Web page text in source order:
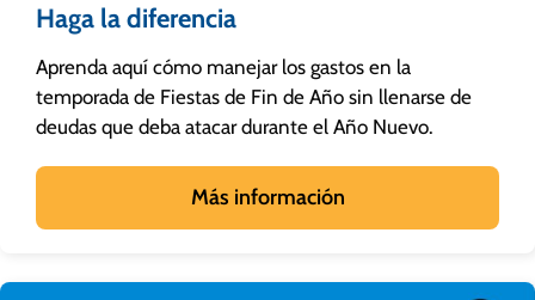
Haga la diferencia
Aprenda aquí cómo manejar los gastos en la
temporada de Fiestas de Fin de Año sin llenarse de
deudas que deba atacar durante el Año Nuevo.
Más información